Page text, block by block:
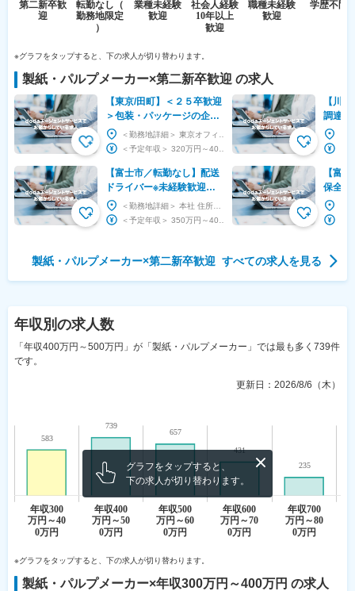
※グラフをタップすると、下の求人が切り替わります。
製紙・パルプメーカー×第二新卒歓迎 の求人
【東京/田町】＜２５卒歓迎
＞包装・パッケージの企画
営業※誰もが知る医薬品・
お菓子パッケージメーカー
【富士市／転勤なし】配送
ドライバー※未経験歓迎～
生活必需品の為安定した受
注／平均残業25h～
【川
調達・
日祝
シェア
【富
保全職
利厚
有資格
製紙・パルプメーカー×第二新卒歓迎 すべての求人を見る
年収別の求人数
「年収400万円～500万円」が「製紙・パルプメーカー」では最も多く739件
です。
更新日： 2026/8/6（木）
グラフをタップすると、
下の求人が切り替わります。
※グラフをタップすると、下の求人が切り替わります。
製紙・パルプメーカー×年収300万円～400万円 の求人